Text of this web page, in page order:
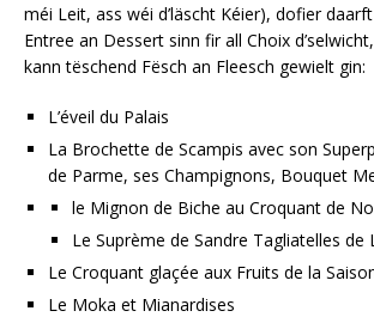
méi Leit, ass wéi d’läscht Kéier), dofier
Entree an Dessert sinn fir all Choix
kann tëschend Fësch an Fleesch gewielt gin:
L’éveil du Palais
La Brochette de Scampis avec son
de Parme, ses Champignons, Bouquet
le Mignon de Biche au Croquant de
Le Suprème de Sandre Tagliatelles de
Le Croquant glaçée aux Fruits de la
Le Moka et Mianardises